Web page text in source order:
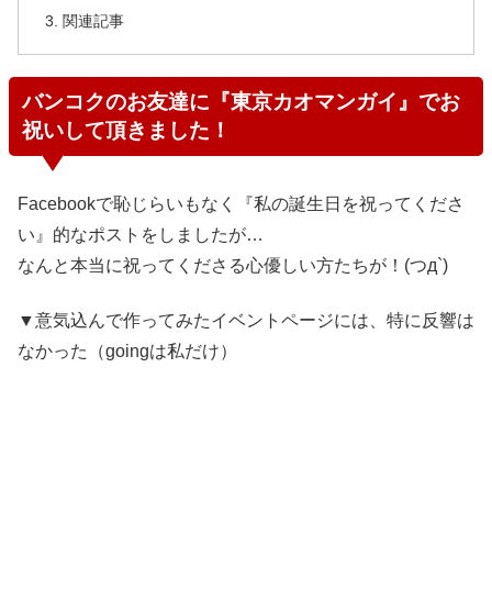
関連記事
バンコクのお友達に『東京カオマンガイ』でお
祝いして頂きました！
Facebookで恥じらいもなく『私の誕生日を祝ってくださ
い』的なポストをしましたが…
なんと本当に祝ってくださる心優しい方たちが！(つд`)
▼意気込んで作ってみたイベントページには、特に反響は
なかった（goingは私だけ）